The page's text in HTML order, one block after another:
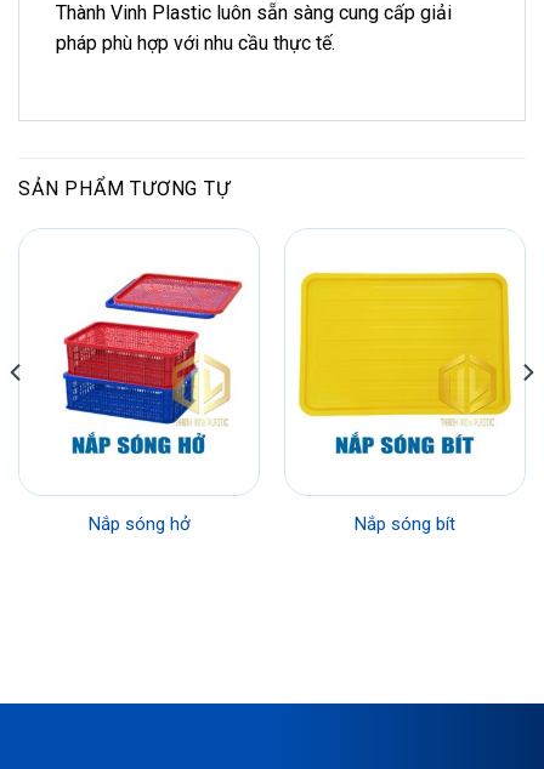
Thành Vinh Plastic luôn sẵn sàng cung cấp giải
pháp phù hợp với nhu cầu thực tế.
SẢN PHẨM TƯƠNG TỰ
Nắp sóng hở Nắp sóng bít